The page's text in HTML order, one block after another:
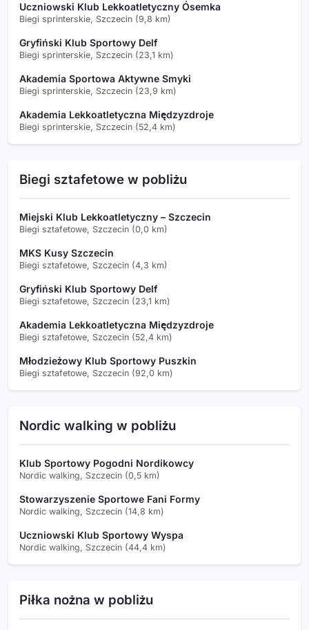
Uczniowski Klub Lekkoatletyczny Ósemka
Biegi sprinterskie, Szczecin (9,8 km)
Gryfiński Klub Sportowy Delf
Biegi sprinterskie, Szczecin (23,1 km)
Akademia Sportowa Aktywne Smyki
Biegi sprinterskie, Szczecin (23,9 km)
Akademia Lekkoatletyczna Międzyzdroje
Biegi sprinterskie, Szczecin (52,4 km)
Biegi sztafetowe w pobliżu
Miejski Klub Lekkoatletyczny – Szczecin
Biegi sztafetowe, Szczecin (0,0 km)
MKS Kusy Szczecin
Biegi sztafetowe, Szczecin (4,3 km)
Gryfiński Klub Sportowy Delf
Biegi sztafetowe, Szczecin (23,1 km)
Akademia Lekkoatletyczna Międzyzdroje
Biegi sztafetowe, Szczecin (52,4 km)
Młodzieżowy Klub Sportowy Puszkin
Biegi sztafetowe, Szczecin (92,0 km)
Nordic walking w pobliżu
Klub Sportowy Pogodni Nordikowcy
Nordic walking, Szczecin (0,5 km)
Stowarzyszenie Sportowe Fani Formy
Nordic walking, Szczecin (14,8 km)
Uczniowski Klub Sportowy Wyspa
Nordic walking, Szczecin (44,4 km)
Piłka nożna w pobliżu